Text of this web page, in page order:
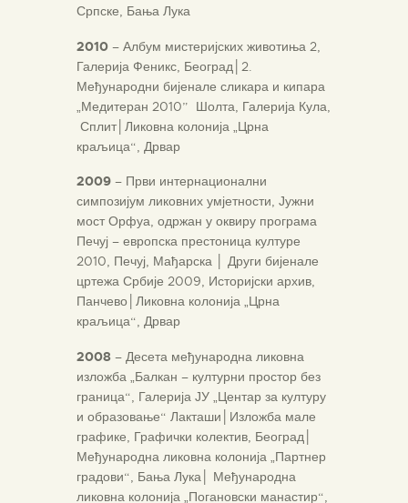
Српске, Бања Лука
2010 – Албум мистеријских животиња 2,
Галерија Феникс, Београд 2.
Међународни бијенале сликара и кипара
„Медитеран 2010” Шолта, Галерија Кула,
Сплит Ликовна колонија „Црна
краљица“, Дрвар
2009 – Први интернационални
симпозијум ликовних умјетности, Јужни
мост Орфуа, одржан у оквиру програма
Печуј – европска престоница културе
2010, Печуј, Мађарска
Други бијенале
цртежа Србије 2009, Историјски архив,
Панчево Ликовна колонија „Црна
краљица“, Дрвар
2008 – Десета међународна ликовна
изложба „Балкан – културни простор без
граница“, Галерија ЈУ „Центар за културу
и образовање“ Лакташи
Изложба мале
графике, Графички колектив, Београд
Међународна ликовна колонија „Партнер
градови“, Бања Лука
Међународна
ликовна колонија „Погановски манастир“,